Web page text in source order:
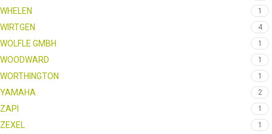
WHELEN 1
WIRTGEN 4
WOLFLE GMBH 1
WOODWARD 1
WORTHINGTON 1
YAMAHA 2
ZAPI 1
ZEXEL 1